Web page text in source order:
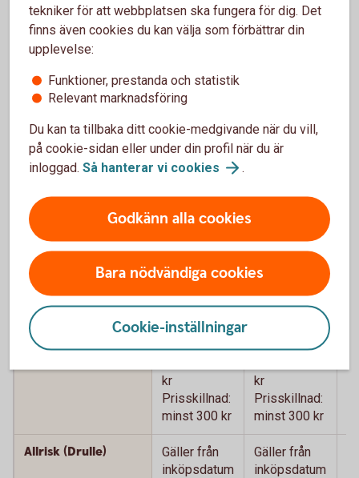
Köpförsäkring
Gäller endast betal- och kreditkort.
Under tabellen hittar du förtydligande beskrivningar till de
olika radrubrikerna.
Köpförsäkring – när du shoppar
Köpförsäkring - jämför våra kort
Betal- och
kreditkort
Mastercard
Betal- och
kreditkort
Mastercard
kr
Prisskillnad:
minst 300 kr
kr
Prisskillnad:
minst 300 kr
Allrisk (Drulle)
Gäller från
inköpsdatum
Gäller från
inköpsdatum
tekniker för att webbplatsen ska fungera för dig. Det
finns även cookies du kan välja som förbättrar din
upplevelse:
Funktioner, prestanda och statistik
Relevant marknadsföring
Du kan ta tillbaka ditt cookie-medgivande när du vill,
på cookie-sidan eller under din profil när du är
inloggad. Så hanterar vi cookies .
Godkänn alla cookies
Bara nödvändiga cookies
Cookie-inställningar